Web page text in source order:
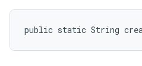
public static String